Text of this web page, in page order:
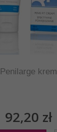
Penilarge krem
92,20 zł